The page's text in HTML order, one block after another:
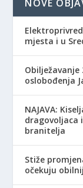
NOVE
mjesta i u
Obilježavanje
oslobođenja
NAJAVA:
dragovoljaca
branitelja
Stiže
očekuju